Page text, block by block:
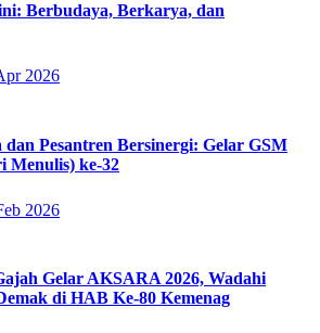
Berbudaya, Berkarya, dan
2026
Pesantren Bersinergi: Gelar GSM
Menulis) ke-32
2026
Gelar AKSARA 2026, Wadahi
di HAB Ke-80 Kemenag